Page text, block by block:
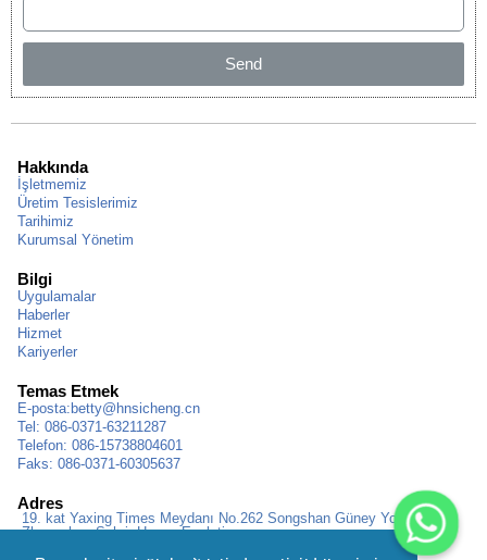
Send
Hakkında
İşletmemiz
Üretim Tesislerimiz
Tarihimiz
Kurumsal Yönetim
Bilgi
Uygulamalar
Haberler
Hizmet
Kariyerler
Temas Etmek
E-posta: betty@hnsicheng.cn
Tel: 086-0371-63211287
Telefon: 086-15738804601
Faks: 086-0371-60305637
Adres
19. kat Yaxing Times Meydanı No.262 Songshan Güney Yolu,
Zhengzhou Şehri, Henan Eyaleti